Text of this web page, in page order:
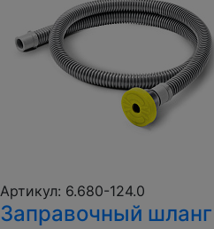
Артикул: 6.680-124.0
Заправочный